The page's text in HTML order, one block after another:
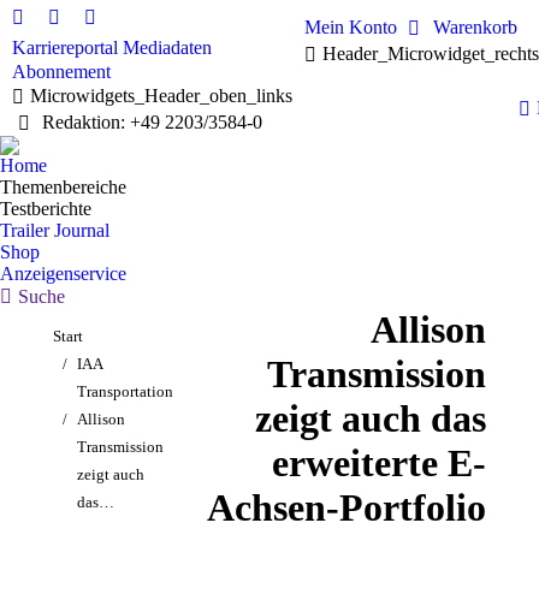
Linkedin
page
opens
in
new
window
Facebook
page
opens
in
new
X
page
opens
in
new
Karriereportal Mediadaten
Abonnement
Microwidgets_Header_oben_links
Redaktion: +49 2203/3584-0
Mein Konto
Warenkorb
Home
Themenbereiche
Testberichte
Trailer Journal
Shop
Anzeigenservice
Search:
Suche
Sie befinden sich hier:
Start
IAA
Transportation
Allison
Transmission
zeigt auch
das…
Allison
Transmission
zeigt auch das
erweiterte E-
Achsen-Portfolio